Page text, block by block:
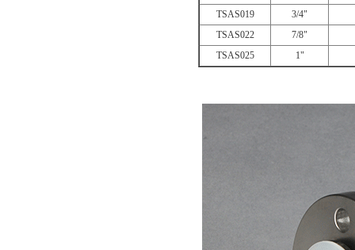
TSAS019
3/4"
TSAS022
7/8"
TSAS025
1"